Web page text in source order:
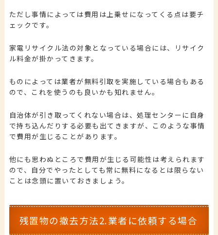
ただし事情によっては費用は上乗せになってくる点は要チ
ェックです。
家電リサイクル法の対象となっている場合には、リサイク
ル料金が掛かってきます。
ものによっては業者が無料引取を実施している場合もある
ので、これを使うのも良いかも知れません。
自治体が引き取ってくれない場合は、処理センターに自身
で持ち込んだりする必要も出てきますが、このような事情
で費用が生じることがあります。
他にも思わぬところで費用が生じる可能性は考えられます
ので、自分でやったとしても常に無料になるとは限らない
ことは念頭に置いておきましょう。
残置物の撤去方法2.業者に依頼する場合